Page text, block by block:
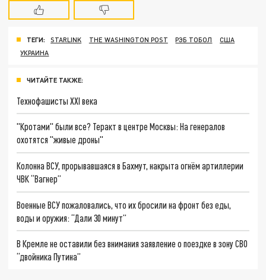
ТЕГИ: STARLINK THE WASHINGTON POST РЭБ ТОБОЛ
США
УКРАИНА
ЧИТАЙТЕ ТАКЖЕ:
Технофашисты XXI века
"Кротами" были все? Теракт в центре Москвы: На генералов
охотятся "живые дроны"
Колонна ВСУ, прорывавшаяся в Бахмут, накрыта огнём артиллерии
ЧВК “Вагнер”
Военные ВСУ пожаловались, что их бросили на фронт без еды,
воды и оружия: “Дали 30 минут”
В Кремле не оставили без внимания заявление о поездке в зону СВО
“двойника Путина”